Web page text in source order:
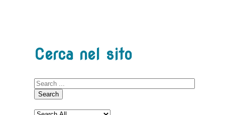
Cerca nel sito
Search